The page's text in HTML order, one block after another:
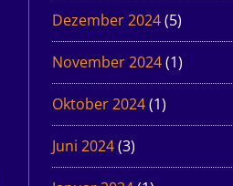
Dezember 2024(5)
November 2024(1)
Oktober 2024(1)
Juni 2024(3)